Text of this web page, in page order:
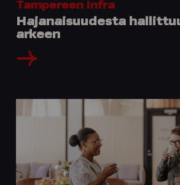
Tampereen Infra
Hajanaisuudesta
arkeen